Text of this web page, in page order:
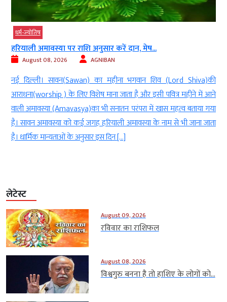
धर्म-ज्‍योतिष
हरियाली अमावस्या पर राशि अनुसार करें दान, मेष...
August 08, 2026 AGNIBAN
नई दिल्ली। सावन(Sawan) का महीना भगवान शिव (Lord Shiva)की
आराधना(worship ) के लिए विशेष माना जाता है और इसी पवित्र महीने में आने
वाली अमावस्या (Amavasya)का भी सनातन परंपरा में खास महत्व बताया गया
है। सावन अमावस्या को कई जगह हरियाली अमावस्या के नाम से भी जाना जाता
है। धार्मिक मान्यताओं के अनुसार इस दिन […]
लेटेस्ट
August 09, 2026
रविवार का राशिफल
August 08, 2026
विश्वगुरु बनना है तो हाशिए के लोगों को...